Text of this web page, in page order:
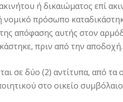
ή δικαιώματος επί
πρόσωπο
απόφασης αυτής στον
πριν από την αποδοχή.
σε δύο (2) αντίτυπα, από τα
στο οικείο